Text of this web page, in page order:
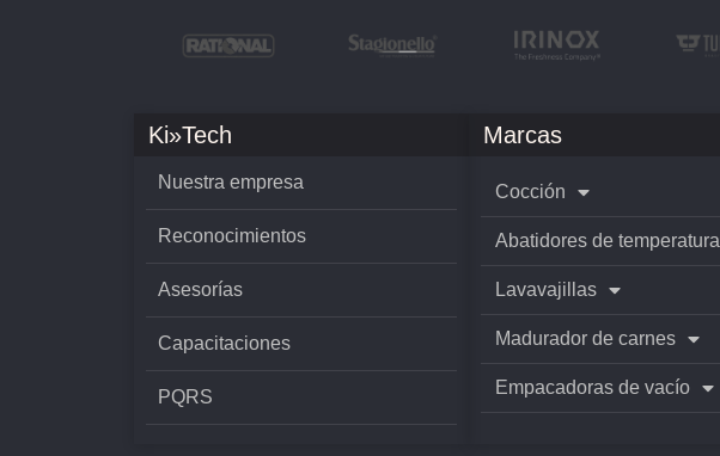
Ki»Tech
Nuestra empresa
Reconocimientos
Asesorías
Capacitaciones
PQRS
Marcas
Cocción
Abatidores de temperatura
Lavavajillas
Madurador de carnes
Empacadoras de vacío